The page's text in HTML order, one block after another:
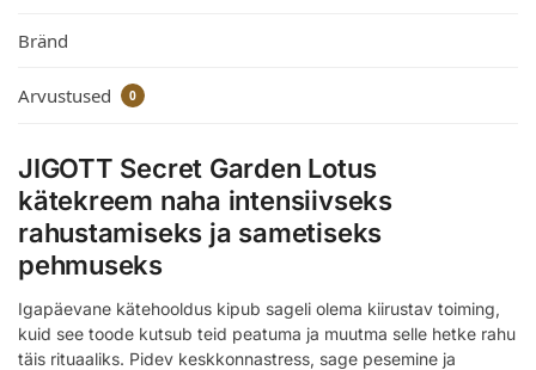
Bränd
Arvustused 0
JIGOTT Secret Garden Lotus
kätekreem naha intensiivseks
rahustamiseks ja sametiseks
pehmuseks
Igapäevane kätehooldus kipub sageli olema kiirustav toiming,
kuid see toode kutsub teid peatuma ja muutma selle hetke rahu
täis rituaaliks. Pidev keskkonnastress, sage pesemine ja